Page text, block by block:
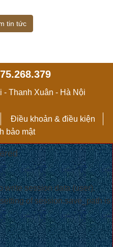
tin tức
- Thanh Xuân - Hà Nội
Điều khoản & điều kiện
bảo mật
write session data (user).
of session.save_path is